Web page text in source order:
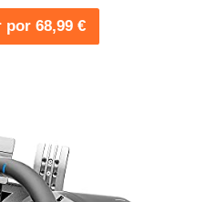
por 68,99 €